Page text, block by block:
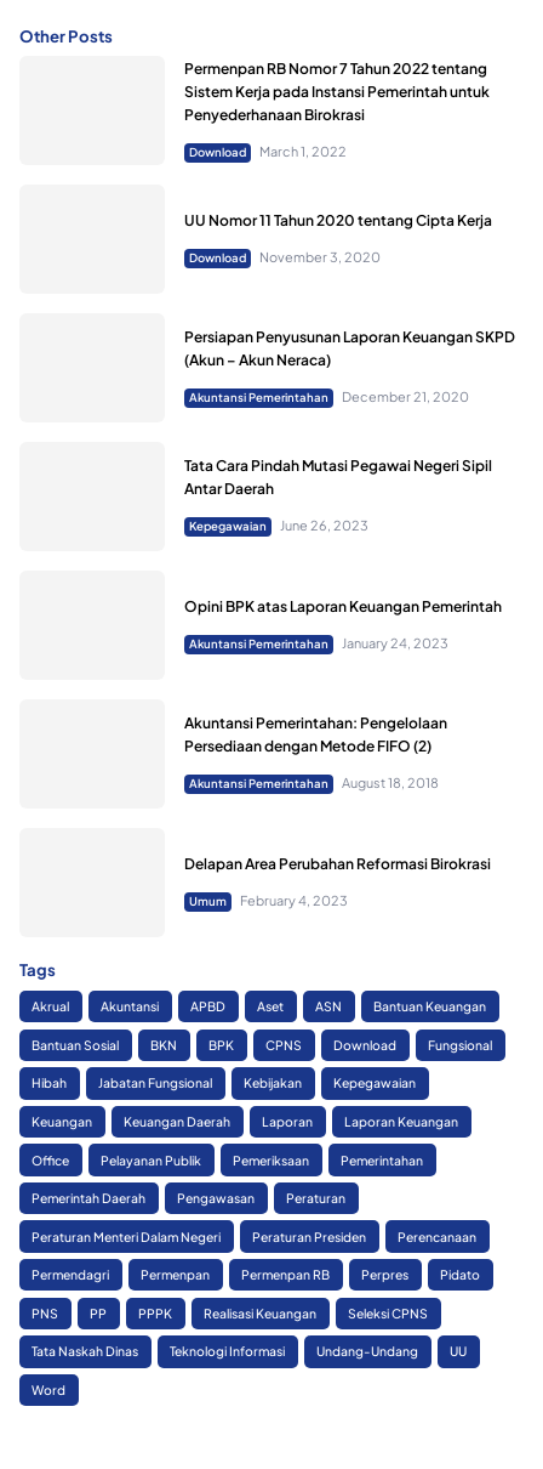
Other Posts
Permenpan RB Nomor 7 Tahun 2022 tentang
Sistem Kerja pada Instansi Pemerintah untuk
Penyederhanaan Birokrasi
Download March 1, 2022
UU Nomor 11 Tahun 2020 tentang Cipta Kerja
Download November 3, 2020
Persiapan Penyusunan Laporan Keuangan SKPD
(Akun – Akun Neraca)
Akuntansi Pemerintahan December 21, 2020
Tata Cara Pindah Mutasi Pegawai Negeri Sipil
Antar Daerah
Kepegawaian June 26, 2023
Opini BPK atas Laporan Keuangan Pemerintah
Akuntansi Pemerintahan January 24, 2023
Akuntansi Pemerintahan: Pengelolaan
Persediaan dengan Metode FIFO (2)
Akuntansi Pemerintahan August 18, 2018
Delapan Area Perubahan Reformasi Birokrasi
Umum February 4, 2023
Tags
Akrual Akuntansi APBD Aset ASN Bantuan Keuangan
Bantuan Sosial BKN BPK CPNS Download Fungsional
Hibah Jabatan Fungsional Kebijakan Kepegawaian
Keuangan Keuangan Daerah Laporan Laporan Keuangan
Office Pelayanan Publik Pemeriksaan Pemerintahan
Pemerintah Daerah Pengawasan Peraturan
Peraturan Menteri Dalam Negeri Peraturan Presiden Perencanaan
Permendagri Permenpan Permenpan RB Perpres Pidato
PNS PP PPPK Realisasi Keuangan Seleksi CPNS
Tata Naskah Dinas Teknologi Informasi Undang-Undang UU
Word